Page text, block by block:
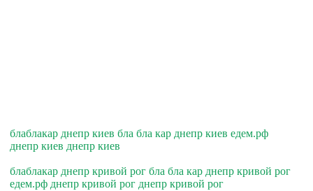
блаблакар днепр киев бла бла кар днепр киев едем.рф
днепр киев днепр киев
блаблакар днепр кривой рог бла бла кар днепр кривой рог
едем.рф днепр кривой рог днепр кривой рог